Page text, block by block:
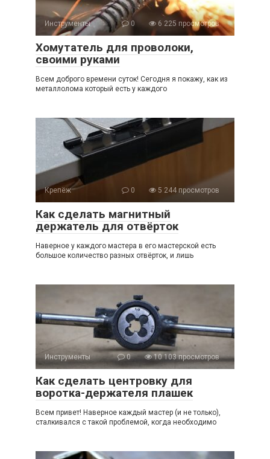
Инструменты 0 6 225 просмотров
Хомутатель для проволоки,
своими руками
Всем доброго времени суток! Сегодня я покажу, как из
металлолома который есть у каждого
Крепёж 0 5 244 просмотров
Как сделать магнитный
держатель для отвёрток
Наверное у каждого мастера в его мастерской есть
большое количество разных отвёрток, и лишь
Инструменты 0 10 103 просмотров
Как сделать центровку для
воротка-держателя плашек
Всем привет! Наверное каждый мастер (и не только),
сталкивался с такой проблемой, когда необходимо